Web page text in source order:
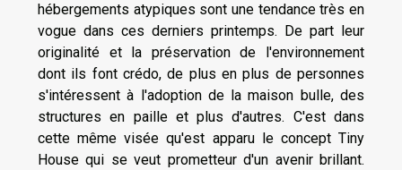
hébergements atypiques sont une tendance très en
vogue dans ces derniers printemps. De part leur
originalité et la préservation de l'environnement
dont ils font crédo, de plus en plus de personnes
s'intéressent à l'adoption de la maison bulle, des
structures en paille et plus d'autres. C'est dans
cette même visée qu'est apparu le concept Tiny
House qui se veut prometteur d'un avenir brillant.